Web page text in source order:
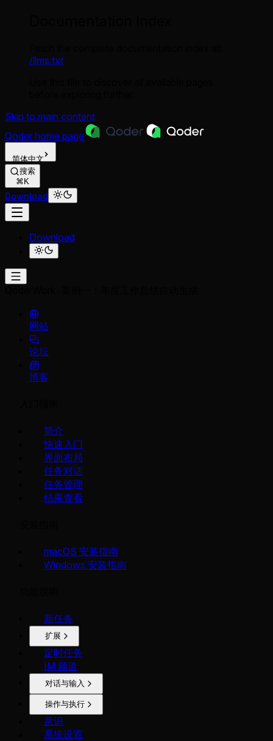
/llms.txt
Skip to main content
Qoder home page
简体中文
搜索
⌘K
Download
Download
网站
论坛
博客
简介
快速入门
界面布局
任务对话
任务管理
结果查看
macOS 安装指南
Windows 安装指南
新任务
扩展
定时任务
IM 频道
对话与输入
操作与执行
意识
系统设置